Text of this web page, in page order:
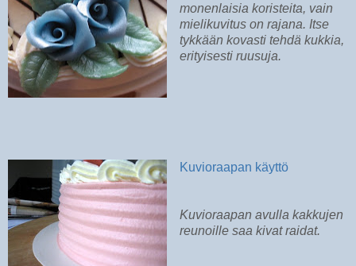
monenlaisia koristeita, vain
mielikuvitus on rajana. Itse
tykkään kovasti tehdä kukkia,
erityisesti ruusuja.
Kuvioraapan käyttö
Kuvioraapan avulla kakkujen
reunoille saa kivat raidat.